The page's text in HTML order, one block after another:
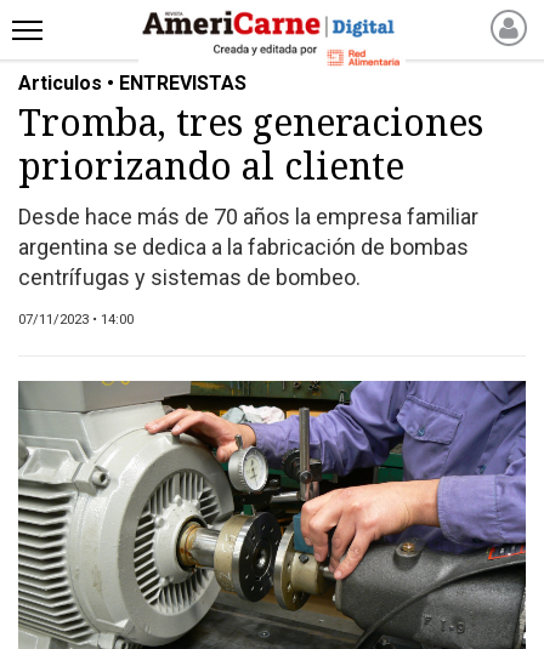
INICIO
NOTICIAS RECIENTES
NOTICIAS
PRODUCCIÓN
PROCESO
PRODUCTO
MARKETPLACE
REVISTAS
REVISTAS
CATÁLOGO DE CORTES
DE CARNE VACUNA
EVENTOS Y
CAPACITACIONES
DIRECTORIO
Articulos • ENTREVISTAS
Tromba, tres generaciones
priorizando al cliente
Desde hace más de 70 años la empresa familiar
argentina se dedica a la fabricación de bombas
centrífugas y sistemas de bombeo.
07/11/2023 • 14:00